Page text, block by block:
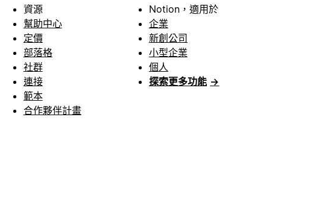
資源
幫助中心
定價
部落格
社群
連接
範本
合作夥伴計畫
Notion，適用於
企業
新創公司
小型企業
個人
探索更多功能 →